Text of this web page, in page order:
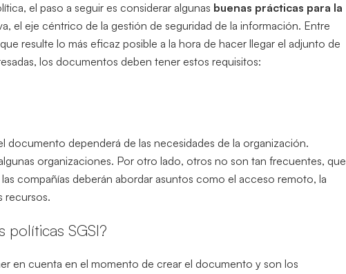
el paso a seguir es considerar algunas buenas prácticas para la
el eje céntrico de la gestión de seguridad de la información. Entre
resulte lo más eficaz posible a la hora de hacer llegar el adjunto de
los documentos deben tener estos requisitos:
documento dependerá de las necesidades de la organización.
organizaciones. Por otro lado, otros no son tan frecuentes, que
compañías deberán abordar asuntos como el acceso remoto, la
recursos.
políticas SGSI?
en cuenta en el momento de crear el documento y son los